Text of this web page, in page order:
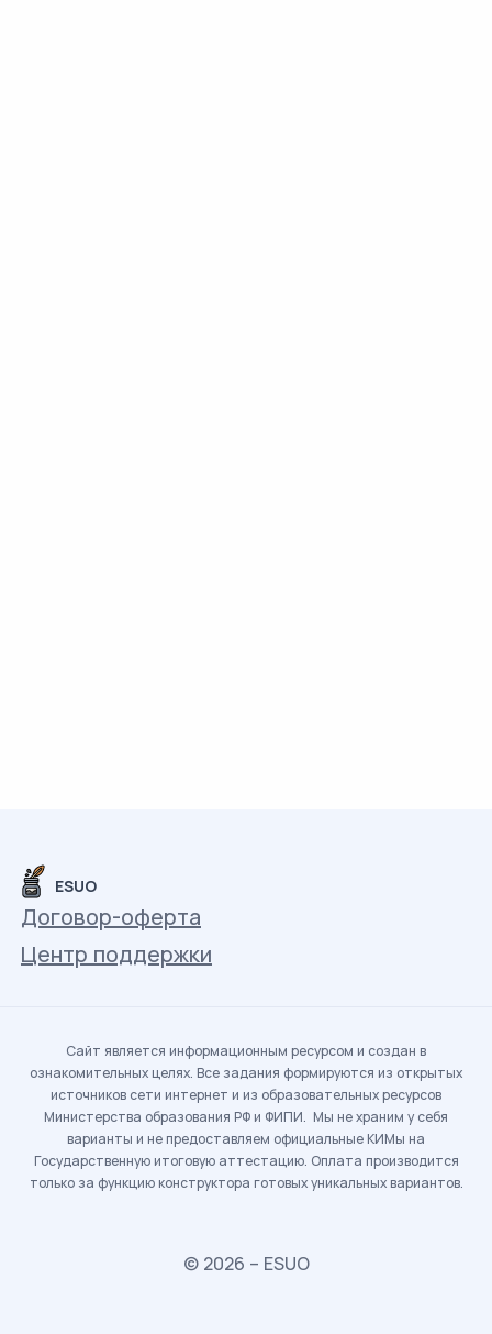
ESUO
Договор-оферта
Центр поддержки
Сайт является информационным ресурсом и создан в
ознакомительных целях. Все задания формируются из открытых
источников сети интернет и из образовательных ресурсов
Министерства образования РФ и ФИПИ. Мы не храним у себя
варианты и не предоставляем официальные КИМы на
Государственную итоговую аттестацию. Оплата производится
только за функцию конструктора готовых уникальных вариантов.
© 2026 – ESUO